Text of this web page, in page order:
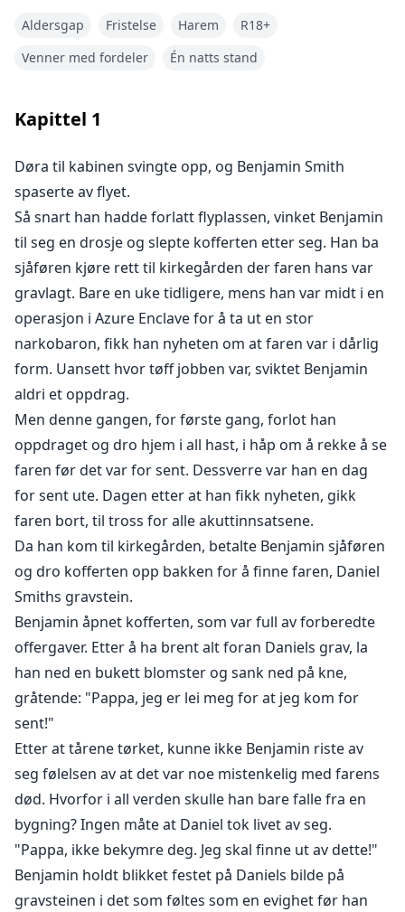
enhver leiemorder. Men under et kritisk øyeblikk av
oppdraget, mottar Benjamin en telefon hjemmefra—
hjem for å undersøke farens død, og blir forbløffet
kvinne han nå må kalle 'stemor.' Kan denne vakre,
sensuelle og ungdommelige stemoren være knyttet til
farens uventede bortgang? Konfrontert med hennes
misforståelser, hvilken vei skal Benjamin velge? Dette
dilemmaet krever dyp ettertanke fra ham.
Aldersgap Fristelse Harem
R18+
Venner med fordeler
Én natts stand
Kapittel 1
Døra til kabinen svingte opp, og Benjamin Smith
spaserte av flyet.
Så snart han hadde forlatt flyplassen, vinket Benjamin
til seg en drosje og slepte kofferten etter seg. Han ba
sjåføren kjøre rett til kirkegården der faren hans var
gravlagt. Bare en uke tidligere, mens han var midt i en
operasjon i Azure Enclave for å ta ut en stor
narkobaron, fikk han nyheten om at faren var i dårlig
form. Uansett hvor tøff jobben var, sviktet Benjamin
aldri et oppdrag.
Men denne gangen, for første gang, forlot han
oppdraget og dro hjem i all hast, i håp om å rekke å se
faren før det var for sent. Dessverre var han en dag
for sent ute. Dagen etter at han fikk nyheten, gikk
faren bort, til tross for alle akuttinnsatsene.
Da han kom til kirkegården, betalte Benjamin sjåføren
og dro kofferten opp bakken for å finne faren, Daniel
Smiths gravstein.
Benjamin åpnet kofferten, som var full av forberedte
offergaver. Etter å ha brent alt foran Daniels grav, la
han ned en bukett blomster og sank ned på kne,
gråtende: "Pappa, jeg er lei meg for at jeg kom for
sent!"
Etter at tårene tørket, kunne ikke Benjamin riste av
seg følelsen av at det var noe mistenkelig med farens
død. Hvorfor i all verden skulle han bare falle fra en
bygning? Ingen måte at Daniel tok livet av seg.
"Pappa, ikke bekymre deg. Jeg skal finne ut av dette!"
Benjamin holdt blikket festet på Daniels bilde på
gravsteinen i det som føltes som en evighet før han